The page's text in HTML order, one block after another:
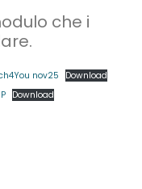
che i
nov25
Download
Download